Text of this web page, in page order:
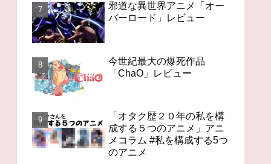
邪道な異世界アニメ「オー
バーロード」レビュー
今世紀最大の爆死作品
「ChaO」レビュー
「オタク歴２０年の私を構
成する５つのアニメ」アニ
メコラム #私を構成する5つ
のアニメ